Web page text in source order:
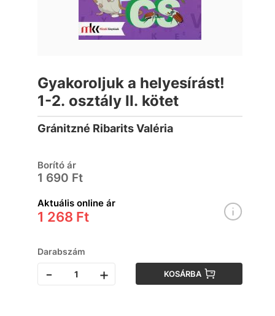
Gyakoroljuk a helyesírást!
1-2. osztály II. kötet
Gránitzné Ribarits Valéria
Borító ár
1 690 Ft
Aktuális online ár
1 268 Ft
Darabszám
- + KOSÁRBA